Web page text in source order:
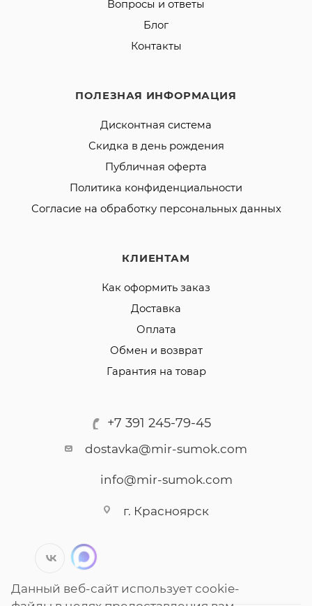
Вопросы и ответы
Блог
Контакты
ПОЛЕЗНАЯ ИНФОРМАЦИЯ
Дисконтная система
Скидка в день рождения
Публичная оферта
Политика конфиденциальности
Согласие на обработку персональных данных
КЛИЕНТАМ
Как оформить заказ
Доставка
Оплата
Обмен и возврат
Гарантия на товар
+7 391 245-79-45
dostavka@mir-sumok.com
info@mir-sumok.com
г. Красноярск
Данный веб-сайт использует cookie-